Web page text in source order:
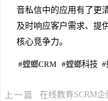
音私信中的应用有了更
及时响应客户需求、提
核心竞争力。
#螳螂CRM #螳螂科技 #
上一篇
在线教育SCRM